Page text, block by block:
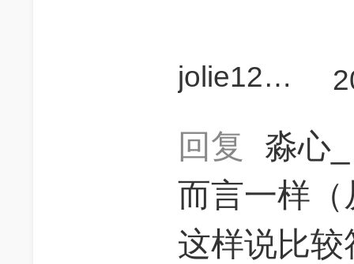
jolie123456
回复
淼心
而言一样
这样说比较